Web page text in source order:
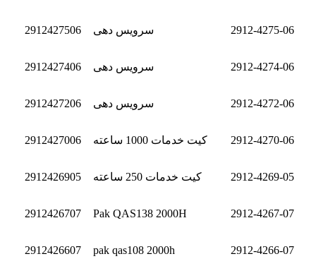
2912427506 سرویس دهی 2912-4275-06
2912427406 سرویس دهی 2912-4274-06
2912427206 سرویس دهی 2912-4272-06
2912427006 کیت خدمات 1000 ساعته 2912-4270-06
2912426905 کیت خدمات 250 ساعته 2912-4269-05
2912426707 Pak QAS138 2000H 2912-4267-07
2912426607 pak qas108 2000h 2912-4266-07